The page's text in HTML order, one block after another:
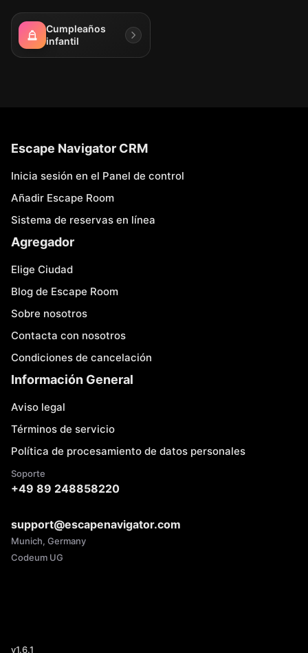
Cumpleaños
infantil
Escape Navigator CRM
Inicia sesión en el Panel de control
Añadir Escape Room
Sistema de reservas en línea
Agregador
Elige Ciudad
Blog de Escape Room
Sobre nosotros
Contacta con nosotros
Condiciones de cancelación
Información General
Aviso legal
Términos de servicio
Política de procesamiento de datos personales
Soporte
+49 89 248858220
support@escapenavigator.com
Munich, Germany
Codeum UG
v1.6.1